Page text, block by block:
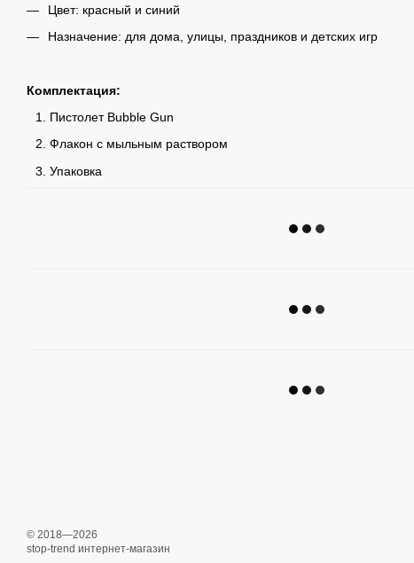
Цвет: красный и синий
Назначение: для дома, улицы, праздников и детских игр
Комплектация:
Пистолет Bubble Gun
Флакон с мыльным раствором
Упаковка
© 2018—2026
stop-trend интернет-магазин